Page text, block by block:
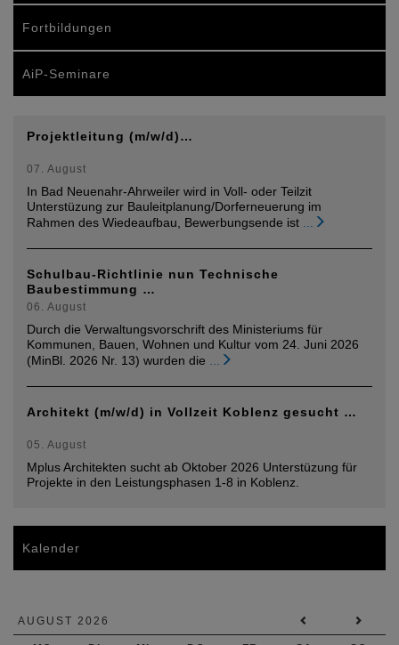
Fortbildungen
AiP-Seminare
Projektleitung (m/w/d)…
07. August
In Bad Neuenahr-Ahrweiler wird in Voll- oder Teilzit
Unterstüzung zur Bauleitplanung/Dorferneuerung im
Rahmen des Wiedeaufbau, Bewerbungsende ist
Schulbau-Richtlinie nun Technische
Baubestimmung …
06. August
Durch die Verwaltungsvorschrift des Ministeriums für
Kommunen, Bauen, Wohnen und Kultur vom 24. Juni 2026
(MinBl. 2026 Nr. 13) wurden die
Architekt (m/w/d) in Vollzeit Koblenz gesucht …
05. August
Mplus Architekten sucht ab Oktober 2026 Unterstüzung für
Projekte in den Leistungsphasen 1-8 in Koblenz.
Kalender
AUGUST 2026